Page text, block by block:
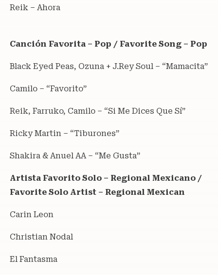
Reik – Ahora
Canción Favorita – Pop / Favorite Song – Pop
Black Eyed Peas, Ozuna + J.Rey Soul – “Mamacita”
Camilo – “Favorito”
Reik, Farruko, Camilo – “Si Me Dices Que Sí”
Ricky Martin – “Tiburones”
Shakira & Anuel AA – “Me Gusta”
Artista Favorito Solo – Regional Mexicano /
Favorite Solo Artist – Regional Mexican
Carin Leon
Christian Nodal
El Fantasma